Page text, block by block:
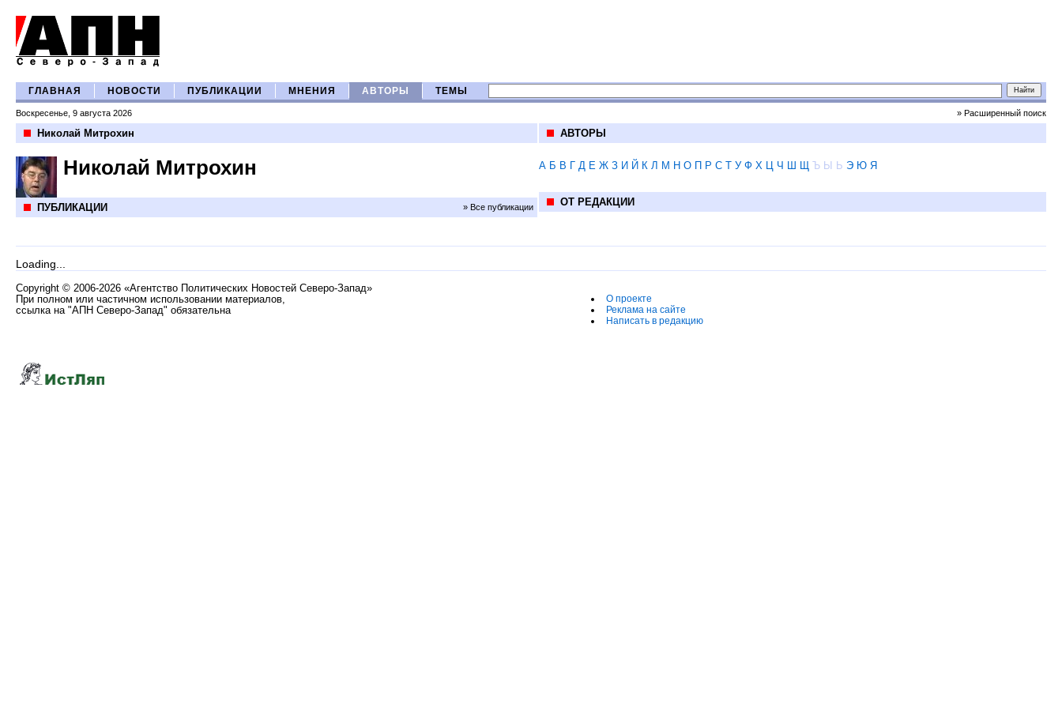
ГЛАВНАЯ НОВОСТИ ПУБЛИКАЦИИ МНЕНИЯ АВТОРЫ ТЕМЫ
Воскресенье, 9 августа 2026 » Расширенный поиск
Николай Митрохин
Николай Митрохин
ПУБЛИКАЦИИ » Все публикации
АВТОРЫ
А Б В Г Д Е Ж З И Й К Л М Н О П Р С Т У Ф Х Ц Ч Ш Щ Ъ Ы Ь Э Ю Я
ОТ РЕДАКЦИИ
Loading...
Copyright © 2006-2026 «Агентство Политических Новостей Северо-Запад»
При полном или частичном использовании материалов,
ссылка на "АПН Северо-Запад" обязательна
О проекте
Реклама на сайте
Написать в редакцию